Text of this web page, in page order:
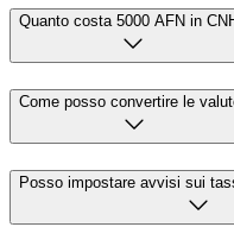
Quanto costa 5000 AFN in
Come posso convertire le
Posso impostare avvisi sui